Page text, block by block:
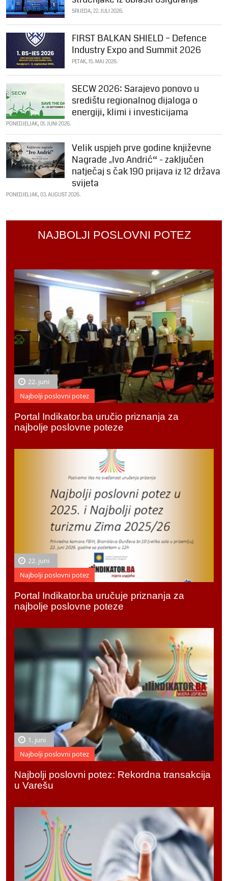
SRIJEDA, 22. JULI 2026.
FIRST BALKAN SHIELD – Defence
Industry Expo and Summit 2026
PETAK, 15. MAJ 2026.
SECW 2026: Sarajevo ponovo u
središtu regionalnog dijaloga o
energiji, klimi i investicijama
PONEDJELJAK, 01. JUNI 2026.
Velik uspjeh prve godine književne
Nagrade „Ivo Andrić“ - zaključen
natječaj s čak 190 prijava iz 12 država
svijeta
PONEDJELJAK, 03. AUGUST 2026.
NAJBOLJI POSLOVNI POTEZ
22. juni
Najbolji poslovni potez
Portal Indikator.ba uručio priznanja za
najbolje poslovne poteze
22. juni
Najbolji poslovni potez
Portal Indikator.ba uručuje priznanja za
najbolje poslovne poteze
1. juni
Najbolji poslovni potez
Najbolji poslovni potez: Rekordna transakcija
u Varešu